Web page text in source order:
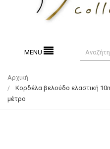
MENU
Αρχική
Κορδέλα βελούδο ελαστική
μέτρο